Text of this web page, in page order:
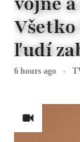
ľudí
6 hours ago